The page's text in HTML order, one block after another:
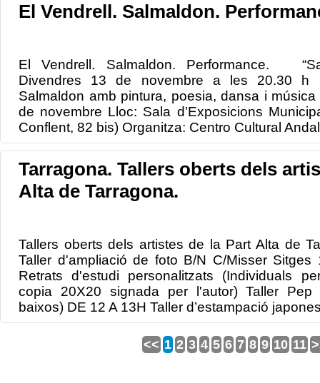
El Vendrell. Salmaldon.
El Vendrell. Salmaldon. Performance.
Divendres 13 de novembre a les 20.30 h
Salmaldon amb pintura, poesia, dansa i
de novembre Lloc: Sala d’Exposicions
Conflent, 82 bis) Organitza: Centro Cultural
Tarragona. Tallers oberts dels
Alta de Tarragona.
Tallers oberts dels artistes de la Part Alta de
Taller d'ampliació de foto B/N C/Misser
Retrats d'estudi personalitzats (Individuals
copia 20X20 signada per l'autor) Taller Pep
baixos) DE 12 A 13H Taller d’estampació
<< 1 2 3 4 5 6 7 8 9 10 11